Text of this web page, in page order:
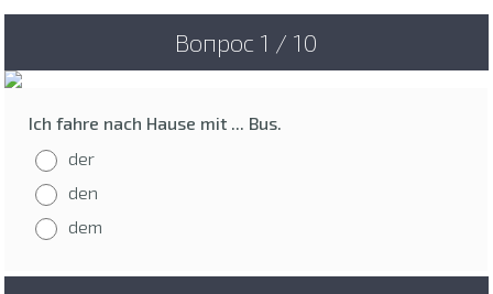
Вопрос 1 / 10
Ich fahre nach Hause mit ... Bus.
der
den
dem